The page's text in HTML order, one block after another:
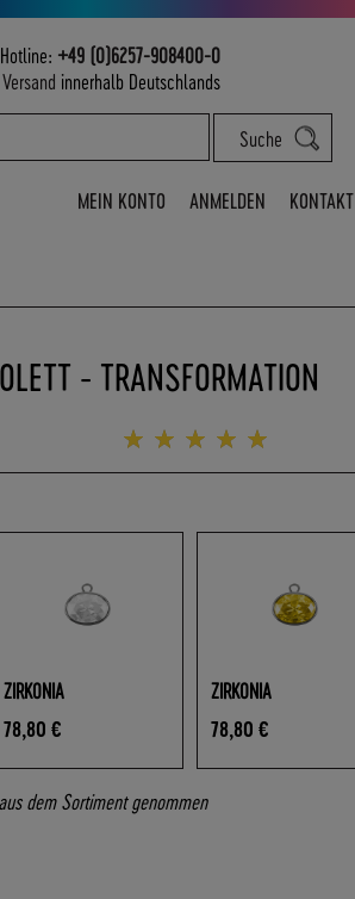
+49 (0)6257-908400-0
Versand innerhalb Deutschlands
Suche
MEIN KONTO ANMELDEN KONTAKT
- TRANSFORMATION
Bewertung:
ZIRKONIA
78,80 €
ZIRKONIA
78,80 €
dem Sortiment genommen